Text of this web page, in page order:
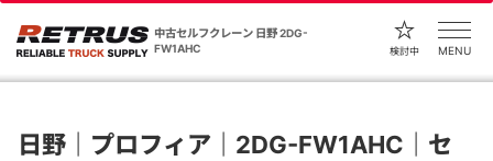
中古セルフクレーン 日野 2DG-
FW1AHC
検討中 MENU
日野｜プロフィア｜2DG-FW1AHC｜セ